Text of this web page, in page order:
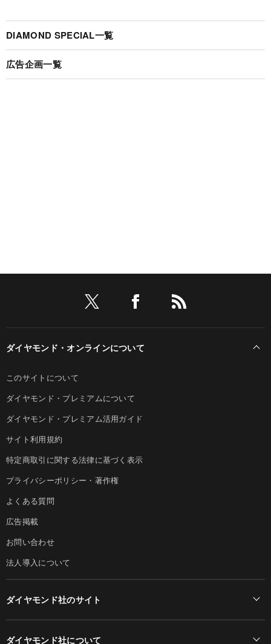
DIAMOND SPECIAL一覧
広告企画一覧
ダイヤモンド・オンラインについて
このサイトについて
ダイヤモンド・プレミアムについて
ダイヤモンド・プレミアム活用ガイド
サイト利用規約
特定商取引に関する法律に基づく表示
プライバシーポリシー・著作権
よくある質問
広告掲載
お問い合わせ
法人導入について
ダイヤモンド社のサイト
ダイヤモンド社について